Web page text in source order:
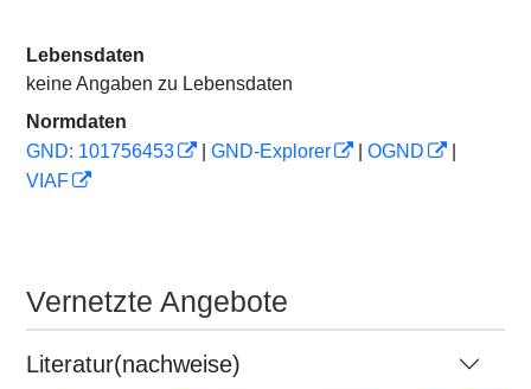
Lebensdaten
keine Angaben zu Lebensdaten
Normdaten
GND: 101756453
GND-Explorer OGND
VIAF
Vernetzte Angebote
Literatur(nachweise)